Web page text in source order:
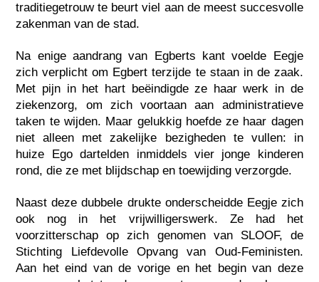
traditiegetrouw te beurt viel aan de meest succesvolle
zakenman van de stad.
Na enige aandrang van Egberts kant voelde Eegje
zich verplicht om Egbert terzijde te staan in de zaak.
Met pijn in het hart beëindigde ze haar werk in de
ziekenzorg, om zich voortaan aan administratieve
taken te wijden. Maar gelukkig hoefde ze haar dagen
niet alleen met zakelijke bezigheden te vullen: in
huize Ego dartelden inmiddels vier jonge kinderen
rond, die ze met blijdschap en toewijding verzorgde.
Naast deze dubbele drukte onderscheidde Eegje zich
ook nog in het vrijwilligerswerk. Ze had het
voorzitterschap op zich genomen van SLOOF, de
Stichting Liefdevolle Opvang van Oud-Feministen.
Aan het eind van de vorige en het begin van deze